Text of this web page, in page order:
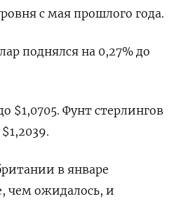
с мая прошлого года.
поднялся на 0,27% до
$1,0705​. Фунт стерлингов
в январе
чем ожидалось, и